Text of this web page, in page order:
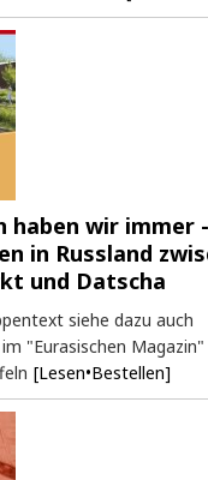
haben wir immer -
in Russland
und Datscha
siehe dazu auch
"Eurasischen Magazin"
[Lesen•Bestellen]